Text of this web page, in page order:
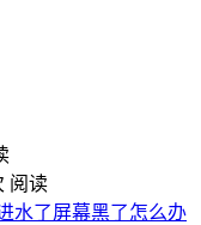
阅读
水了屏幕黑了怎么办